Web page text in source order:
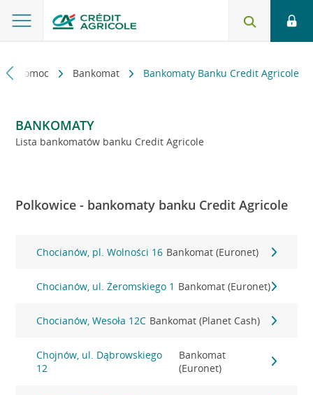
i pomoc Bankomat Bankomaty Banku Credit Agricole
BANKOMATY
Lista bankomatów banku Credit Agricole
Polkowice - bankomaty banku Credit Agricole
Chocianów, pl. Wolności 16 Bankomat (Euronet)
Chocianów, ul. Żeromskiego 1 Bankomat (Euronet)
Chocianów, Wesoła 12C Bankomat (Planet Cash)
Chojnów, ul. Dąbrowskiego
12
Bankomat
(Euronet)